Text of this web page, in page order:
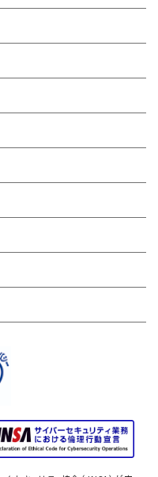
ュリティ対策評価制度」
ービス
ー
ビス
メント
ックリスト